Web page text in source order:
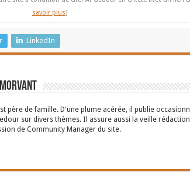
savoir plus]
LinkedIn
père de famille. D'une plume acérée, il publie
sur divers thèmes. Il assure aussi la veille
de Community Manager du site.